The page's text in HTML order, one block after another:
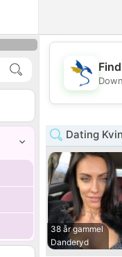
Dating
38 år gammel
Danderyd